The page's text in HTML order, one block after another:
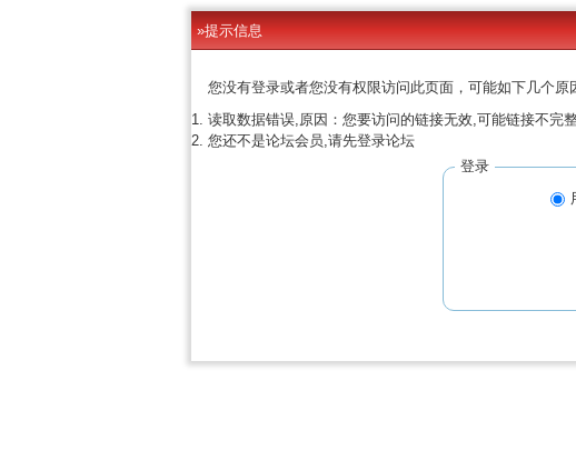
»提示信息
您没有登录或者您没有权限访问此页面，可能如下几个原
读取数据错误,原因：您要访问的链接无效,可能链接不完
您还不是论坛会员,请先登录论坛
登录